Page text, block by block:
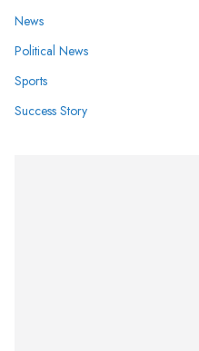
News
Political News
Sports
Success Story